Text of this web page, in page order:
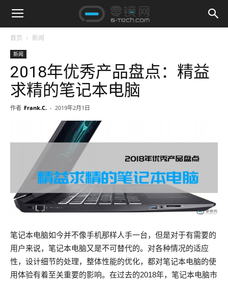
首页 新闻
新闻
2018年优秀产品盘点：精益
求精的笔记本电脑
作者 Frank.C. - 2019年2月1日
笔记本电脑如今并不像手机那样人手一台，但是对于有需要的
用户来说，笔记本电脑又是不可替代的。对各种情况的适应
性，设计细节的处理，整体性能的优化，都对笔记本电脑的使
用体验有着至关重要的影响。在过去的2018年，笔记本电脑市